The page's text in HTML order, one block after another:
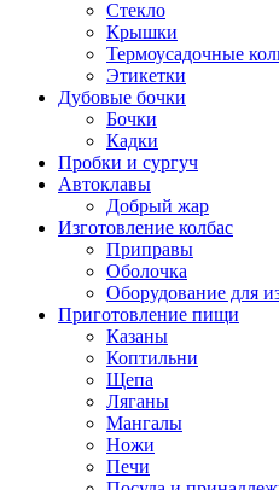
Стекло
Крышки
Термоусадочные
Этикетки
Дубовые бочки
Бочки
Кадки
Пробки и сургуч
Автоклавы
Добрый жар
Изготовление колбас
Приправы
Оболочка
Оборудование для
Приготовление пищи
Казаны
Коптильни
Щепа
Ляганы
Мангалы
Ножи
Печи